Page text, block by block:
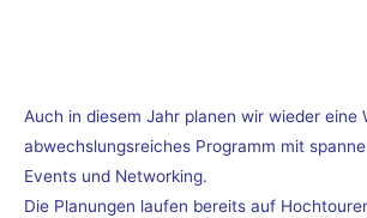
Auch in diesem Jahr planen wir wieder eine
abwechslungsreiches Programm mit
Events und Networking.
Die Planungen laufen bereits auf